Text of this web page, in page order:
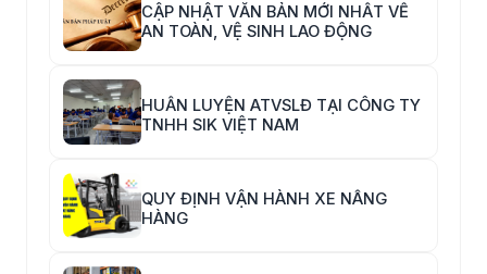
CẬP NHẬT VĂN BẢN MỚI NHẤT VỀ
AN TOÀN, VỆ SINH LAO ĐỘNG
HUẤN LUYỆN ATVSLĐ TẠI CÔNG TY
TNHH SIK VIỆT NAM
QUY ĐỊNH VẬN HÀNH XE NÂNG
HÀNG